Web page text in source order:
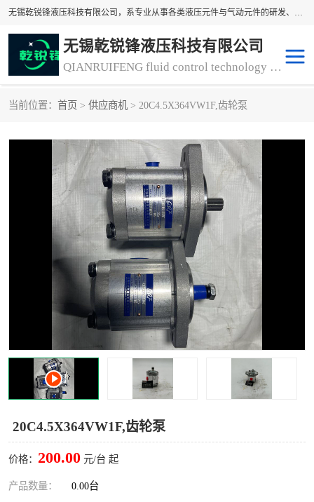
无锡乾锐锋液压科技有限公司，系专业从事各类液压元件与气动元件的研发、生产和销售业务为一体的生产型齿轮泵厂家、液压齿轮泵厂家。主要生产销售风冷式冷却器、液压油风冷却器，冷却器厂家直销、齿轮泵型号、齿轮泵厂家排名详情可来电咨询！
无锡乾锐锋液压科技有限公司
QIANRUIFENG fluid control technology co. LTD
当前位置： 首页 > 供应商机 > 20C4.5X364VW1F,齿轮泵
20C4.5X364VW1F,齿轮泵
价格： 200.00 元/台 起
产品数量： 0.00台
冷却器厂家直销 过滤器
离合器、制动器 气动元器件
齿轮泵厂家